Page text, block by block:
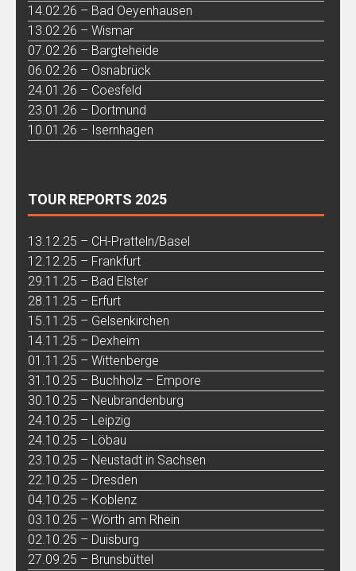
14.02.26 – Bad Oeyenhausen
13.02.26 – Wismar
07.02.26 – Bargteheide
06.02.26 – Osnabrück
24.01.26 – Coesfeld
23.01.26 – Dortmund
10.01.26 – Isernhagen
TOUR REPORTS 2025
13.12.25 – CH-Pratteln/Basel
12.12.25 – Frankfurt
29.11.25 – Bad Elster
28.11.25 – Erfurt
15.11.25 – Gelsenkirchen
14.11.25 – Dexheim
01.11.25 – Wittenberge
31.10.25 – Buchholz – Empore
30.10.25 – Neubrandenburg
24.10.25 – Leipzig
24.10.25 – Löbau
23.10.25 – Neustadt in Sachsen
22.10.25 – Dresden
04.10.25 – Koblenz
03.10.25 – Wörth am Rhein
02.10.25 – Duisburg
27.09.25 – Brunsbüttel